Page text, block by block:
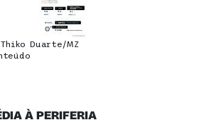
Duarte/MZ
À PERIFERIA